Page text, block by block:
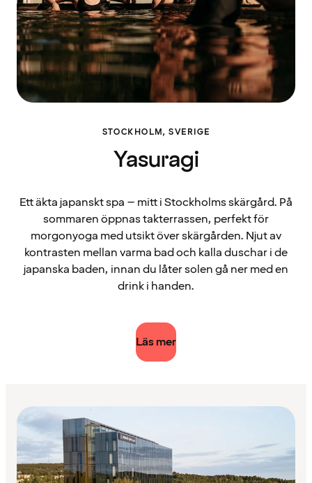
STOCKHOLM, SVERIGE
Yasuragi
Ett äkta japanskt spa – mitt i Stockholms skärgård. På
sommaren öppnas takterrassen, perfekt för
morgonyoga med utsikt över skärgården. Njut av
kontrasten mellan varma bad och kalla duschar i de
japanska baden, innan du låter solen gå ner med en
drink i handen.
Läs mer